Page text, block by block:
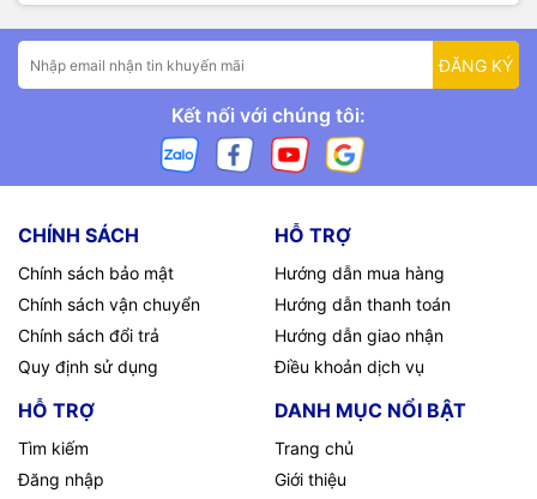
ĐĂNG KÝ
Kết nối với chúng tôi:
CHÍNH SÁCH
Chính sách bảo mật
Chính sách vận chuyển
Chính sách đổi trả
Quy định sử dụng
HỖ TRỢ
Hướng dẫn mua hàng
Hướng dẫn thanh toán
Hướng dẫn giao nhận
Điều khoản dịch vụ
HỖ TRỢ
Tìm kiếm
Đăng nhập
DANH MỤC NỔI BẬT
Trang chủ
Giới thiệu